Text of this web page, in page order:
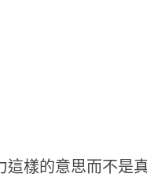
這樣的意思而不是